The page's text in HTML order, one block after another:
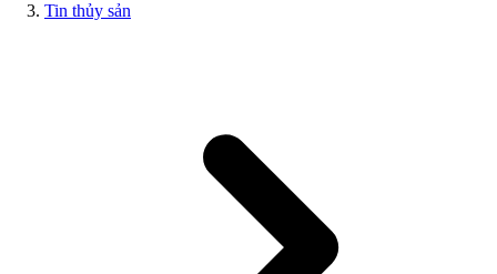
Tin thủy sản